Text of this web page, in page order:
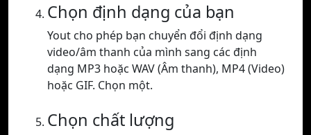
Chọn định dạng của bạn
Yout cho phép bạn chuyển đổi định dạng
video/âm thanh của mình sang các định
dạng MP3 hoặc WAV (Âm thanh), MP4 (Video)
hoặc GIF. Chọn một.
Chọn chất lượng